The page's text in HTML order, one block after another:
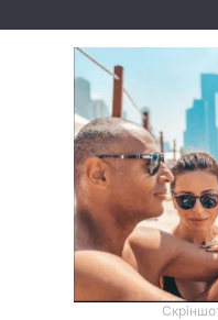
Контакти
Послуги